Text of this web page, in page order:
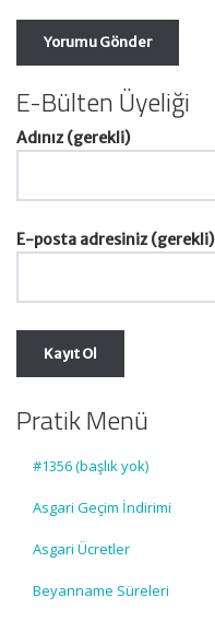
E-Bülten Üyeliği
Adınız (gerekli)
E-posta adresiniz (gerekli)
Pratik Menü
#1356 (başlık yok)
Asgari Geçim İndirimi
Asgari Ücretler
Beyanname Süreleri